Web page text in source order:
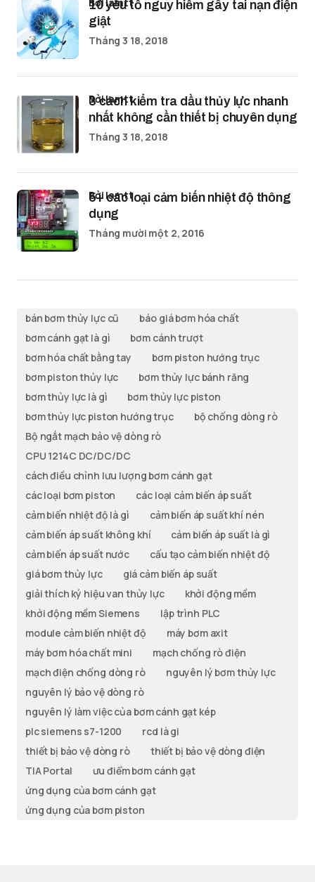
10 yếu tố nguy hiểm gây tai nạn điện
giật
Tháng 3 18, 2018
3 cách kiểm tra dầu thủy lực nhanh
nhất không cần thiết bị chuyên dụng
bởi lamtt
Tháng 3 18, 2018
5+ các loại cảm biến nhiệt độ thông
dụng
bởi lamtt
Tháng mười một 2, 2016
bán bơm thủy lực cũ
báo giá bơm hóa chất
bơm cánh gạt là gì
bơm cánh trượt
bơm hóa chất bằng tay
bơm piston hướng trục
bơm piston thủy lực
bơm thủy lực bánh răng
bơm thủy lực là gì
bơm thủy lực piston
bơm thủy lực piston hướng trục
bộ chống dòng rò
Bộ ngắt mạch bảo vệ dòng rò
CPU 1214C DC/DC/DC
cách điều chỉnh lưu lượng bơm cánh gạt
các loại bơm piston
các loại cảm biến áp suất
cảm biến nhiệt độ là gì
cảm biến áp suất khí nén
cảm biến áp suất không khí
cảm biến áp suất là gì
cảm biến áp suất nước
cấu tạo cảm biến nhiệt độ
giá bơm thủy lực
giá cảm biến áp suất
giải thích ký hiệu van thủy lực
khởi động mềm
khởi động mềm Siemens
lập trình PLC
module cảm biến nhiệt độ
máy bơm axit
máy bơm hóa chất mini
mạch chống rò điện
mạch điện chống dòng rò
nguyên lý bơm thủy lực
nguyên lý bảo vệ dòng rò
nguyên lý làm việc của bơm cánh gạt kép
plc siemens s7-1200
rcd là gi
thiết bị bảo vệ dòng rò
thiết bị bảo vệ dòng điện
TIA Portal
ưu điểm bơm cánh gạt
ứng dụng của bơm cánh gạt
ứng dụng của bơm piston